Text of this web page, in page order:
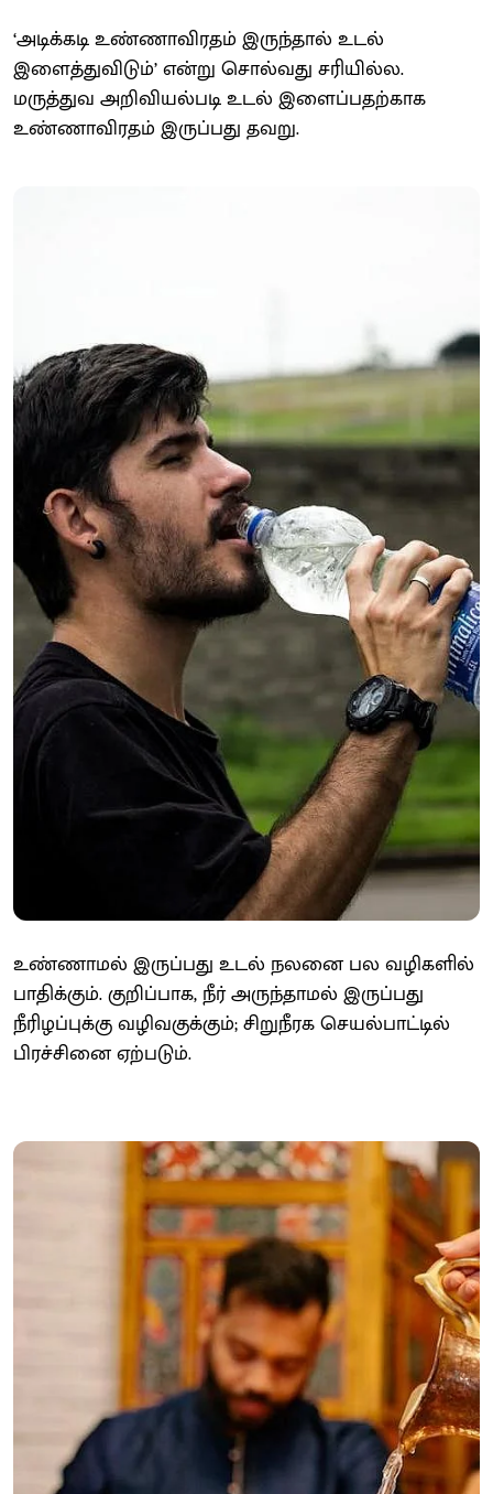
‘அடிக்கடி உண்ணாவிரதம் இருந்தால் உடல்
இளைத்துவிடும்’ என்று சொல்வது சரியில்ல.
மருத்துவ அறிவியல்படி உடல் இளைப்பதற்காக
உண்ணாவிரதம் இருப்பது தவறு.
உண்ணாமல் இருப்பது உடல் நலனை பல வழிகளில்
பாதிக்கும். குறிப்பாக, நீர் அருந்தாமல் இருப்பது
நீரிழப்புக்கு வழிவகுக்கும்; சிறுநீரக செயல்பாட்டில்
பிரச்சினை ஏற்படும்.